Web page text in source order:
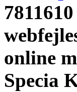
7811610
online
Specia